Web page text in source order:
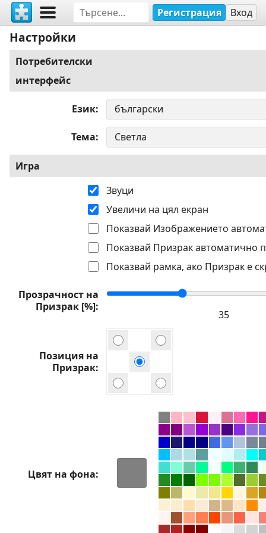
Регистрация Вход
Настройки
Потребителски
интерфейс
Език
Тема
Игра
Звуци
Увеличи на цял екран
Показвай Изображението
Показвай Призрак автоматично
Показвай рамка, ако Призрак е
Прозрачност на
Призрак [%]
Позиция на
Призрак
Цвят на фона